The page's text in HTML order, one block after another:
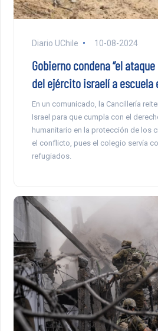
Diario UChile 10-08-2024
Gobierno condena “el
del ejército israelí a escuela
En un comunicado, la Cancillería
Israel para que cumpla con el
humanitario en la protección de los
el conflicto, pues el colegio servía
refugiados.